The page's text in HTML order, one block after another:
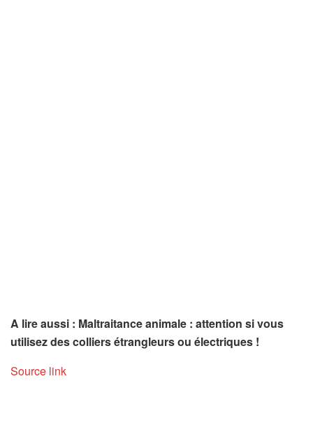
A lire aussi : Maltraitance animale : attention si vous
utilisez des colliers étrangleurs ou électriques !
Source link